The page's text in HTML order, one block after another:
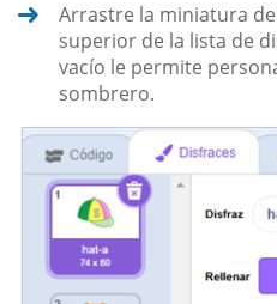
Arrastre la miniatura
superior de la lista de
vacío le permite
sombrero.